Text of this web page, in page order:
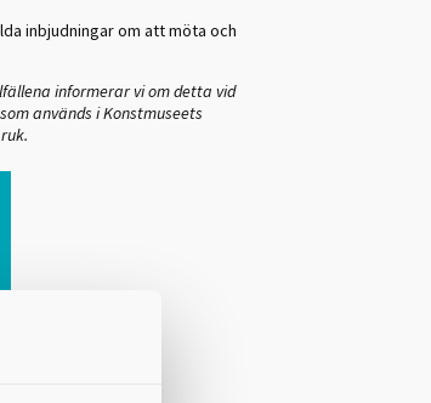
inbjudningar om att möta och
informerar vi om detta vid
används i Konstmuseets